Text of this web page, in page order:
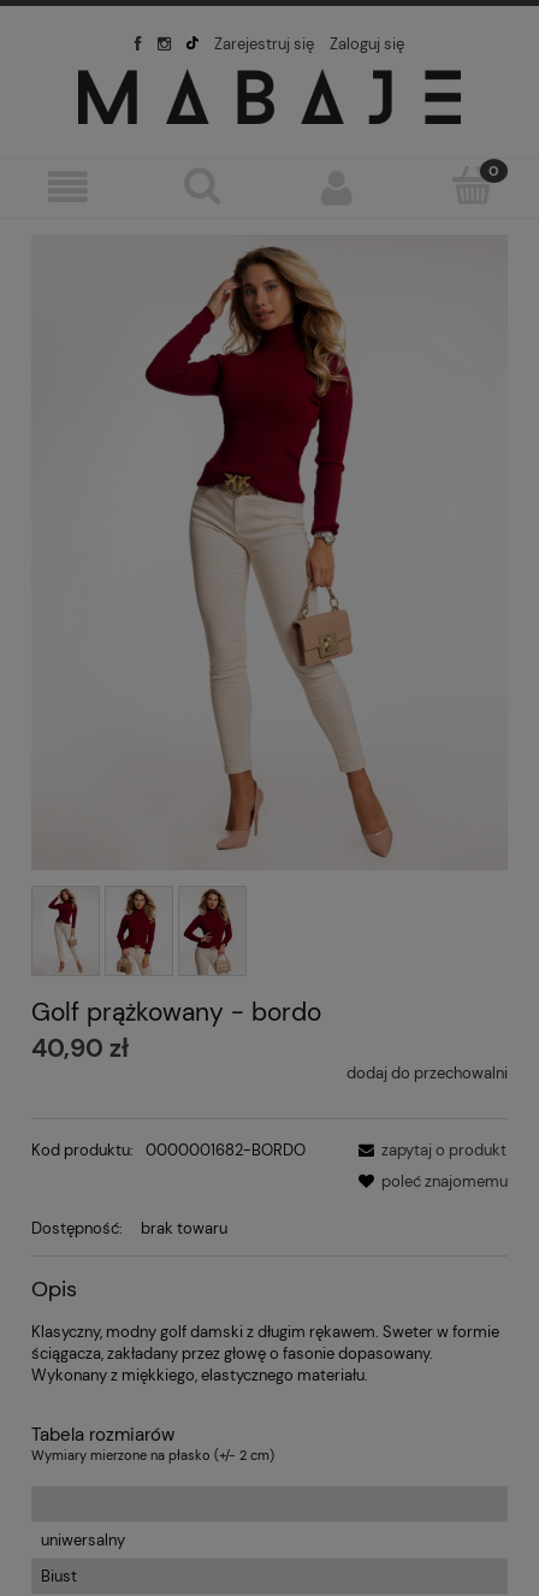
Zarejestruj się Zaloguj się
Golf prążkowany - bordo
40,90 zł
dodaj do przechowalni
Kod produktu: 0000001682-BORDO
zapytaj o produkt
poleć znajomemu
Dostępność: brak towaru
Opis
Klasyczny, modny golf damski z długim rękawem. Sweter w formie
ściągacza, zakładany przez głowę o fasonie dopasowany.
Wykonany z miękkiego, elastycznego materiału.
Tabela rozmiarów
Wymiary mierzone na płasko (+/- 2 cm)
uniwersalny
Biust